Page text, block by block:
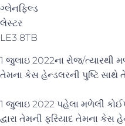
ગ્લેનફિલ્ડ
લેસ્ટર
LE3 8TB
1 જુલાઇ 2022ના રોજ/ત્યારથી
તેમના કેસ હેન્ડલરની પુષ્ટિ સાથે
1 જુલાઇ 2022 પહેલા મળેલી
દ્વારા તેમની ફરિયાદ તેમના કેસ